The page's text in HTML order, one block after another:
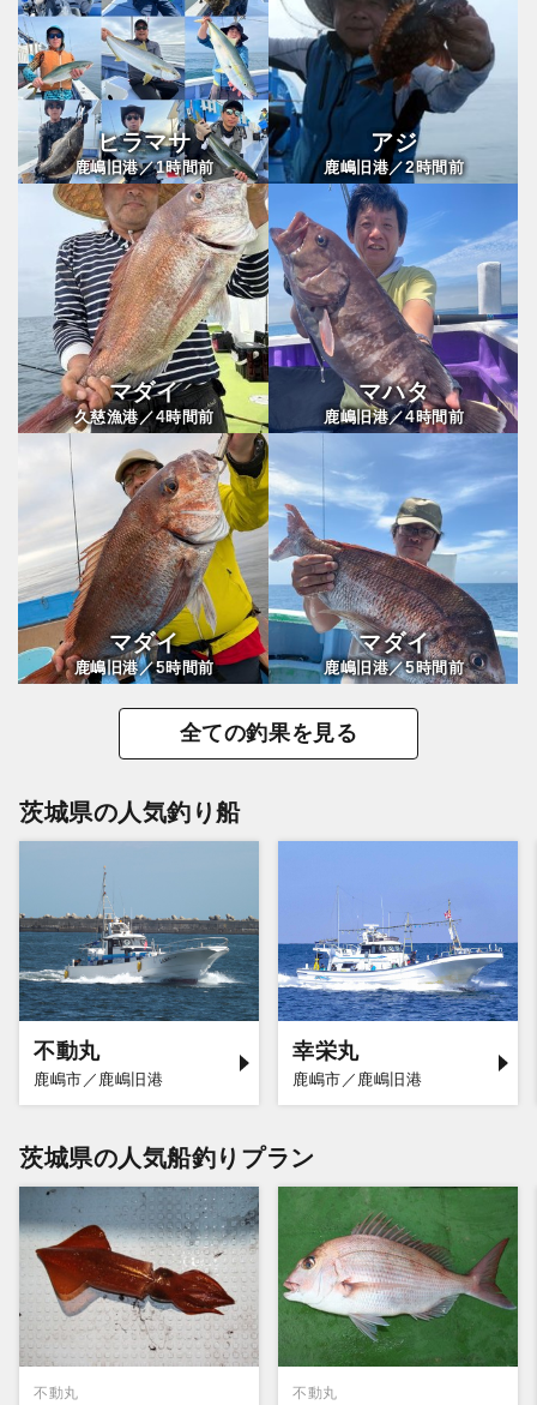
ヒラマサ
鹿嶋旧港／1時間前
アジ
鹿嶋旧港／2時間前
マダイ
久慈漁港／4時間前
マハタ
鹿嶋旧港／4時間前
マダイ
鹿嶋旧港／5時間前
マダイ
鹿嶋旧港／5時間前
全ての釣果を見る
茨城県の人気釣り船
不動丸
鹿嶋市／鹿嶋旧港
幸栄丸
鹿嶋市／鹿嶋旧港
茨城県の人気船釣りプラン
不動丸 不動丸